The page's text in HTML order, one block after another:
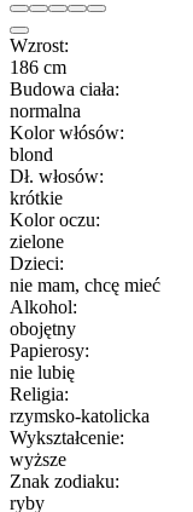
Wzrost:
186 cm
Budowa ciała:
normalna
Kolor włósów:
blond
Dł. włosów:
krótkie
Kolor oczu:
zielone
Dzieci:
nie mam, chcę mieć
Alkohol:
obojętny
Papierosy:
nie lubię
Religia:
rzymsko-katolicka
Wykształcenie:
wyższe
Znak zodiaku:
ryby